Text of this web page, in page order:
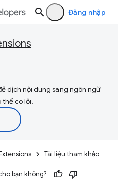
Đăng nhập
dịch nội dung sang ngôn ngữ
thể có lỗi.
Tài liệu tham khảo
bạn không?